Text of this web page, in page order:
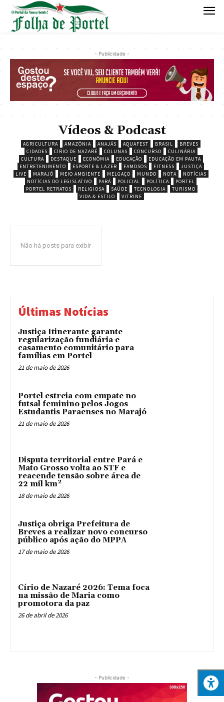
- Publicidade -
Vídeos & Podcast
AGRICULTURA AMAZÔNIA ANAJÁS AQUAFEST BRASIL
BREVES
CIDADES
CÍRIO DE NAZARÉ COLUNAS CONCURSO
CULINÁRIA
CULTURA
DESTAQUE ECONÔMIA EDUCAÇÃO
EDUCAÇÃO EM PAUTA
ENTRETENIMENTO
ESPORTE & LAZER FAMOSOS FITNESS
JUSTIÇA
LIVE
MARAJÓ MEIO AMBIENTE MELGAÇO MUNDO NOTA
NOTÍCIAS
NOTÍCIAS DO LEGISLATIVO
PARÁ POLICIAL POLÍTICA
PORTEL
PORTEL RETRATOS
RELIGIOSA SAÚDE TECNOLOGIA
TURISMO
VIDA & ESTILO
VITRINE
Não há posts para exibir
Últimas Notícias
Justiça Itinerante garante
regularização fundiária e
casamento comunitário para
famílias em Portel
21 de maio de 2026
Portel estreia com empate no
futsal feminino pelos Jogos
Estudantis Paraenses no Marajó
21 de maio de 2026
Disputa territorial entre Pará e
Mato Grosso volta ao STF e
reacende tensão sobre área de
22 mil km²
18 de maio de 2026
Justiça obriga Prefeitura de
Breves a realizar novo concurso
público após ação do MPPA
17 de maio de 2026
Círio de Nazaré 2026: Tema foca
na missão de Maria como
promotora da paz
26 de abril de 2026
- Publicidade -